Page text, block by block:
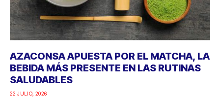
AZACONSA APUESTA POR EL MATCHA, LA
BEBIDA MÁS PRESENTE EN LAS RUTINAS
SALUDABLES
22 JULIO, 2026